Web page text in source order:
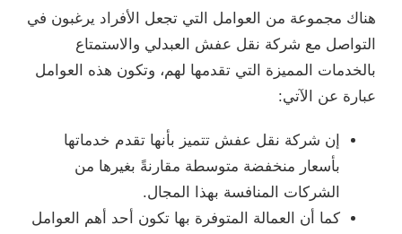
هناك مجموعة من العوامل التي تجعل الأفراد يرغبون في
التواصل مع شركة نقل عفش العبدلي والاستمتاع
بالخدمات المميزة التي تقدمها لهم، وتكون هذه العوامل
عبارة عن الآتي:
إن شركة نقل عفش تتميز بأنها تقدم خدماتها
بأسعار منخفضة متوسطة مقارنةً بغيرها من
الشركات المنافسة بهذا المجال.
كما أن العمالة المتوفرة بها تكون أحد أهم العوامل